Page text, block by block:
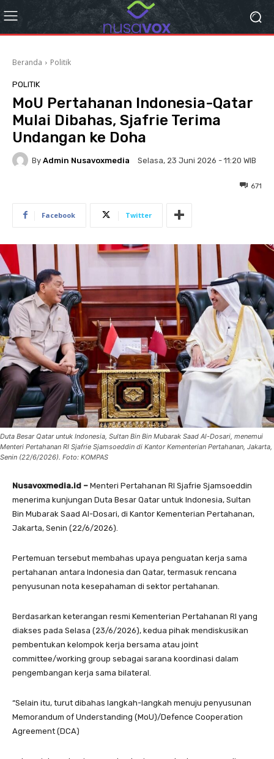
Beranda Politik
POLITIK
MoU Pertahanan Indonesia-Qatar
Mulai Dibahas, Sjafrie Terima
Undangan ke Doha
By Admin Nusavoxmedia Selasa, 23 Juni 2026 - 11:20 WIB
671
Facebook Twitter
Duta Besar Qatar untuk Indonesia, Sultan Bin Bin Mubarak Saad Al-Dosari, menemui
Menteri Pertahanan RI Sjafrie Sjamsoeddin di Kantor Kementerian Pertahanan, Jakarta,
Senin (22/6/2026). Foto: KOMPAS
Nusavoxmedia.id – Menteri Pertahanan RI Sjafrie Sjamsoeddin
menerima kunjungan Duta Besar Qatar untuk Indonesia, Sultan
Bin Mubarak Saad Al-Dosari, di Kantor Kementerian Pertahanan,
Jakarta, Senin (22/6/2026).
Pertemuan tersebut membahas upaya penguatan kerja sama
pertahanan antara Indonesia dan Qatar, termasuk rencana
penyusunan nota kesepahaman di sektor pertahanan.
Berdasarkan keterangan resmi Kementerian Pertahanan RI yang
diakses pada Selasa (23/6/2026), kedua pihak mendiskusikan
pembentukan kelompok kerja bersama atau joint
committee/working group sebagai sarana koordinasi dalam
pengembangan kerja sama bilateral.
“Selain itu, turut dibahas langkah-langkah menuju penyusunan
Memorandum of Understanding (MoU)/Defence Cooperation
Agreement (DCA)